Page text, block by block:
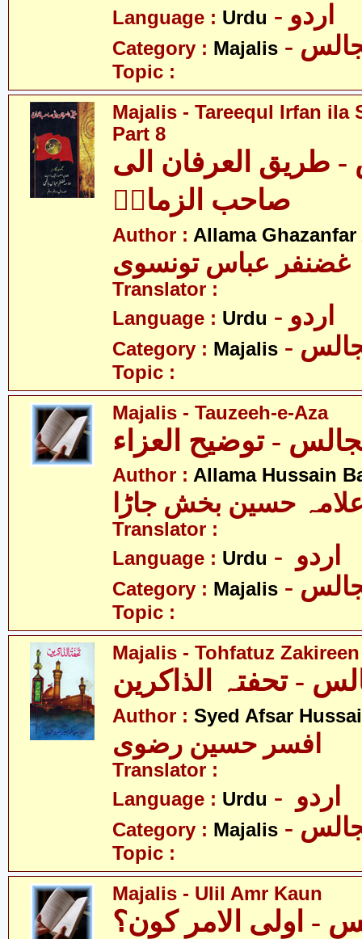
Language : Urdu - اردو
Category : Majalis
Topic :
Majalis - Tareequl Irfan ila
Part 8
طریق العرفان الی
صاحب الزمانؑ
Author : Allama
غضنفر عباس تونسوی
Translator :
Language : Urdu - اردو
Category : Majalis
Topic :
Majalis - Tauzeeh-e-Aza
- توضیح العزاء
Author : Allama Hussain
حسین بخش جاڑا
Translator :
Language : Urdu
Category : Majalis
Topic :
Majalis - Tohfatuz Zakireen
Author : Syed Afsar
افسر حسین رضوی
Translator :
Language : Urdu
Category : Majalis
Topic :
Majalis - Ulil Amr Kaun
- اولی الامر کون؟